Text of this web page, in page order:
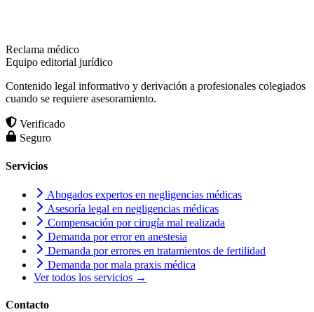
Reclama médico
Equipo editorial jurídico
Contenido legal informativo y derivación a profesionales colegiados
cuando se requiere asesoramiento.
Verificado
Seguro
Servicios
Abogados expertos en negligencias médicas
Asesoría legal en negligencias médicas
Compensación por cirugía mal realizada
Demanda por error en anestesia
Demanda por errores en tratamientos de fertilidad
Demanda por mala praxis médica
Ver todos los servicios →
Contacto